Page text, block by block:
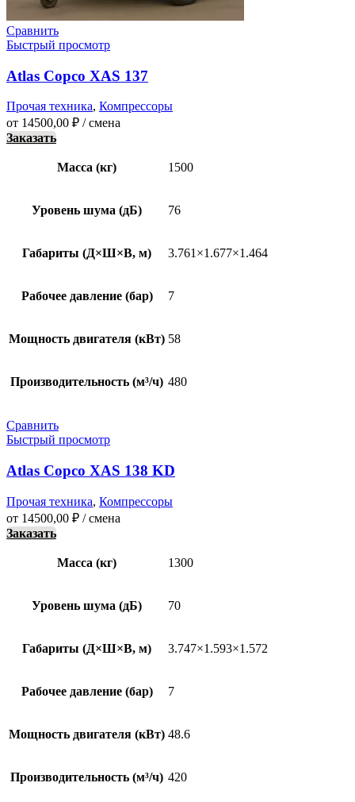
Сравнить
Быстрый просмотр
Atlas Copco XAS 137
Прочая техника, Компрессоры
от 14500,00 ₽ / смена
Заказать
Масса (кг) 1500
Уровень шума (дБ) 76
Габариты (Д×Ш×В, м) 3.761×1.677×1.464
Рабочее давление (бар) 7
Мощность двигателя (кВт) 58
Производительность (м³/ч) 480
Сравнить
Быстрый просмотр
Atlas Copco XAS 138 KD
Прочая техника, Компрессоры
от 14500,00 ₽ / смена
Заказать
Масса (кг) 1300
Уровень шума (дБ) 70
Габариты (Д×Ш×В, м) 3.747×1.593×1.572
Рабочее давление (бар) 7
Мощность двигателя (кВт) 48.6
Производительность (м³/ч) 420